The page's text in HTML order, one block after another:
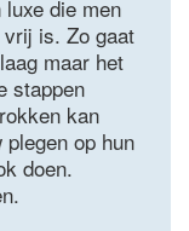
die men
is. Zo gaat
maar het
stappen
kan
op hun
doen.